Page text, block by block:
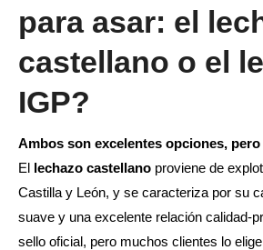
para asar: el
castellano o el
IGP?
Ambos son excelentes opciones,
El lechazo castellano proviene de
Castilla y León, y se caracteriza por su
suave y una excelente relación calidad-
sello oficial, pero muchos clientes lo